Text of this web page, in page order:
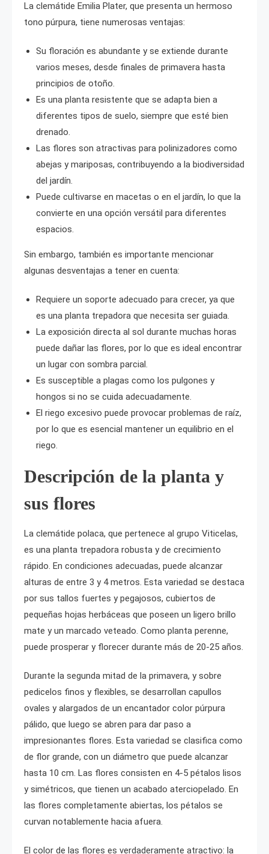
La clemátide Emilia Plater, que presenta un hermoso
tono púrpura, tiene numerosas ventajas:
Su floración es abundante y se extiende durante
varios meses, desde finales de primavera hasta
principios de otoño.
Es una planta resistente que se adapta bien a
diferentes tipos de suelo, siempre que esté bien
drenado.
Las flores son atractivas para polinizadores como
abejas y mariposas, contribuyendo a la biodiversidad
del jardín.
Puede cultivarse en macetas o en el jardín, lo que la
convierte en una opción versátil para diferentes
espacios.
Sin embargo, también es importante mencionar
algunas desventajas a tener en cuenta:
Requiere un soporte adecuado para crecer, ya que
es una planta trepadora que necesita ser guiada.
La exposición directa al sol durante muchas horas
puede dañar las flores, por lo que es ideal encontrar
un lugar con sombra parcial.
Es susceptible a plagas como los pulgones y
hongos si no se cuida adecuadamente.
El riego excesivo puede provocar problemas de raíz,
por lo que es esencial mantener un equilibrio en el
riego.
Descripción de la planta y
sus flores
La clemátide polaca, que pertenece al grupo Viticelas,
es una planta trepadora robusta y de crecimiento
rápido. En condiciones adecuadas, puede alcanzar
alturas de entre 3 y 4 metros. Esta variedad se destaca
por sus tallos fuertes y pegajosos, cubiertos de
pequeñas hojas herbáceas que poseen un ligero brillo
mate y un marcado veteado. Como planta perenne,
puede prosperar y florecer durante más de 20-25 años.
Durante la segunda mitad de la primavera, y sobre
pedicelos finos y flexibles, se desarrollan capullos
ovales y alargados de un encantador color púrpura
pálido, que luego se abren para dar paso a
impresionantes flores. Esta variedad se clasifica como
de flor grande, con un diámetro que puede alcanzar
hasta 10 cm. Las flores consisten en 4-5 pétalos lisos
y simétricos, que tienen un acabado aterciopelado. En
las flores completamente abiertas, los pétalos se
curvan notablemente hacia afuera.
El color de las flores es verdaderamente atractivo: la